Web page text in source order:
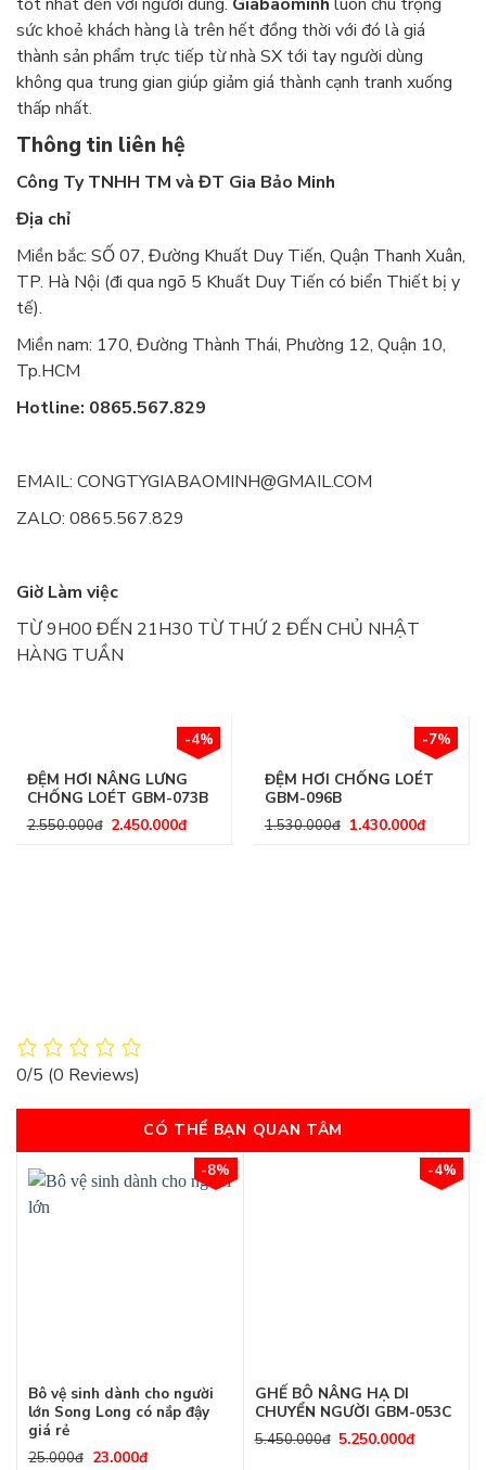
sức khoẻ khách hàng là trên hết đồng thời với đó là giá
thành sản phẩm trực tiếp từ nhà SX tới tay người dùng
không qua trung gian giúp giảm giá thành cạnh tranh xuống
thấp nhất.
Thông tin liên hệ
Công Ty TNHH TM và ĐT Gia Bảo Minh
Địa chỉ
Miền bắc: SỐ 07, Đường Khuất Duy Tiến, Quận Thanh Xuân,
TP. Hà Nội (đi qua ngõ 5 Khuất Duy Tiến có biển Thiết bị y
tế).
Miền nam: 170, Đường Thành Thái, Phường 12, Quận 10,
Tp.HCM
Hotline: 0865.567.829
EMAIL: CONGTYGIABAOMINH@GMAIL.COM
ZALO: 0865.567.829
Giờ Làm việc
TỪ 9H00 ĐẾN 21H30 TỪ THỨ 2 ĐẾN CHỦ NHẬT
HÀNG TUẦN
-4%
ĐỆM HƠI NÂNG LƯNG
CHỐNG LOÉT GBM-073B
2.550.000đ 2.450.000đ
-7%
ĐỆM HƠI CHỐNG LOÉT
GBM-096B
1.530.000đ 1.430.000đ
0/5 (0 Reviews)
CÓ THỂ BẠN QUAN TÂM
-8%
Bô vệ sinh dành cho người
lớn Song Long có nắp đậy
giá rẻ
25.000đ 23.000đ
-4%
GHẾ BÔ NÂNG HẠ DI
CHUYỂN NGƯỜI GBM-053C
5.450.000đ 5.250.000đ